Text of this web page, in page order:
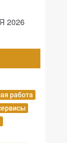
2026
работа